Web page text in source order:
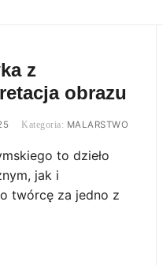
z
obrazu
MALARSTWO
to dzieło
jak i
twórcę za jedno z